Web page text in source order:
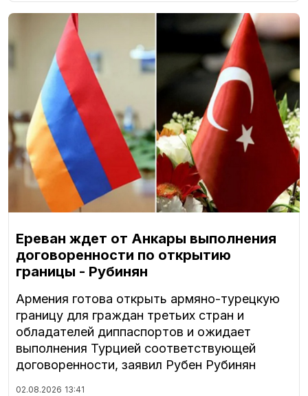
Ереван ждет от Анкары выполнения
договоренности по открытию
границы - Рубинян
Армения готова открыть армяно-турецкую
границу для граждан третьих стран и
обладателей диппаспортов и ожидает
выполнения Турцией соответствующей
договоренности, заявил Рубен Рубинян
02.08.2026 13:41